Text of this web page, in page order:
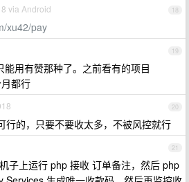
18
via Android
xu42/pay
19
能用有赞那种了。之前看有的项目
都行
20
行的，只要不要收太多，不被风控就行
21
子上运行 php 接收 订单备注，然后 php